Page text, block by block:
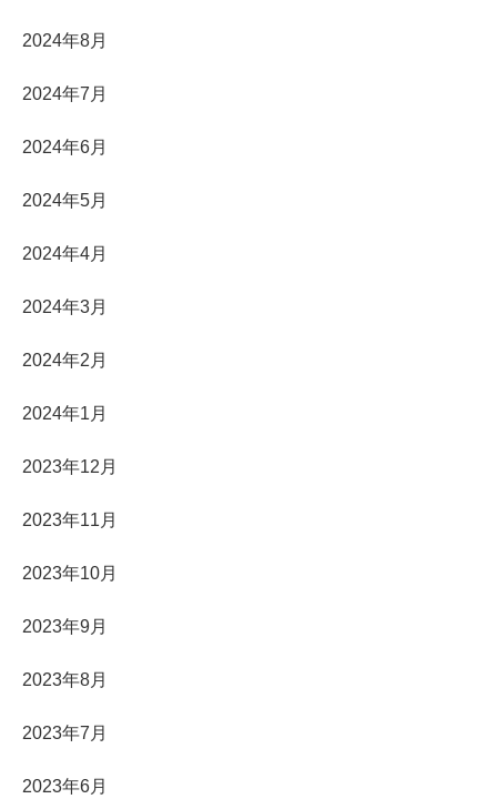
2024年8月
2024年7月
2024年6月
2024年5月
2024年4月
2024年3月
2024年2月
2024年1月
2023年12月
2023年11月
2023年10月
2023年9月
2023年8月
2023年7月
2023年6月